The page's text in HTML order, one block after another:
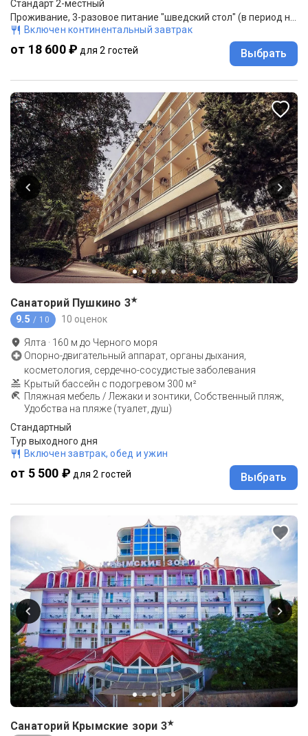
Стандарт 2-местный
Включен континентальный завтрак
от 18 600 ₽ для 2 гостей Выбрать
Санаторий Пушкино 3★
9.5 / 10 10 оценок
Ялта · 160 м до Черного моря
Опорно-двигательный аппарат, органы дыхания,
косметология, сердечно-сосудистые заболевания
Крытый бассейн с подогревом 300 м²
Пляжная мебель / Лежаки и зонтики, Собственный пляж,
Удобства на пляже (туалет, душ)
Стандартный
Тур выходного дня
Включен завтрак, обед и ужин
от 5 500 ₽ для 2 гостей Выбрать
Санаторий Крымские зори 3★